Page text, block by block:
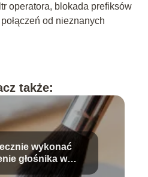
operatora, blokada prefiksów
od nieznanych
także:
wykonać
głośnika w